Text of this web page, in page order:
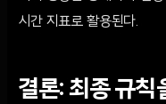
시간 지표로 활용된다.
결론: 최종 규칙